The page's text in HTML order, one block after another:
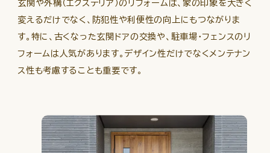
玄関や外構（エクステリア）のリフォームは、家の印象を大きく
変えるだけでなく、防犯性や利便性の向上にもつながりま
す。特に、古くなった玄関ドアの交換や、駐車場・フェンスのリ
フォームは人気があります。デザイン性だけでなくメンテナン
ス性も考慮することも重要です。